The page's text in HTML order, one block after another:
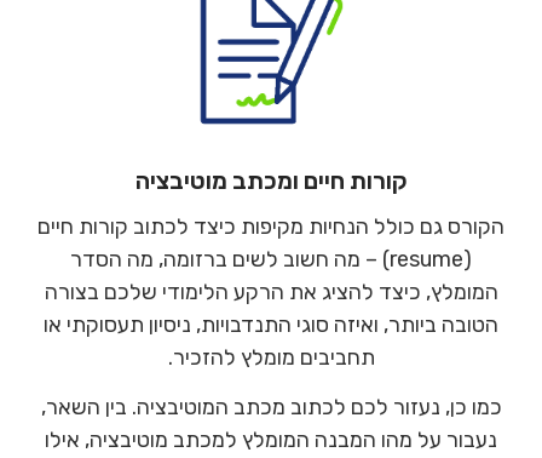
קורות חיים ומכתב מוטיבציה
הקורס גם כולל הנחיות מקיפות כיצד לכתוב קורות חיים
(resume) – מה חשוב לשים ברזומה, מה הסדר
המומלץ, כיצד להציג את הרקע הלימודי שלכם בצורה
הטובה ביותר, ואיזה סוגי התנדבויות, ניסיון תעסוקתי או
תחביבים מומלץ להזכיר.
כמו כן, נעזור לכם לכתוב מכתב המוטיבציה. בין השאר,
נעבור על מהו המבנה המומלץ למכתב מוטיבציה, אילו